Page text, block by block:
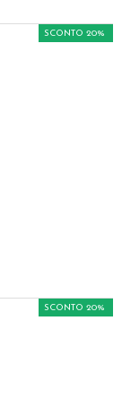
SCONTO 20%
SCONTO 20%